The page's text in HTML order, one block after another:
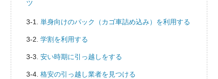
ツ
単身向けのパック（カゴ車詰め込み）を利用する
学割を利用する
安い時期に引っ越しをする
格安の引っ越し業者を見つける